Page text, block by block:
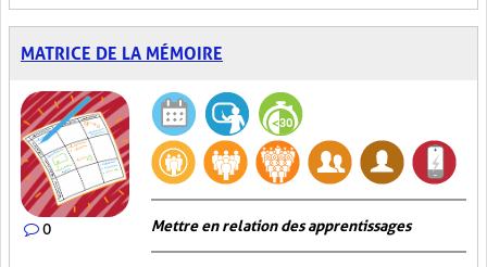
MATRICE DE LA MÉMOIRE
0 Mettre en relation des apprentissages